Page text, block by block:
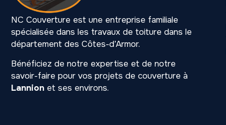
NC Couverture est une entreprise familiale
spécialisée dans les travaux de toiture dans le
département des Côtes-d’Armor.
Bénéficiez de notre expertise et de notre
savoir-faire pour vos projets de couverture à
Lannion et ses environs.